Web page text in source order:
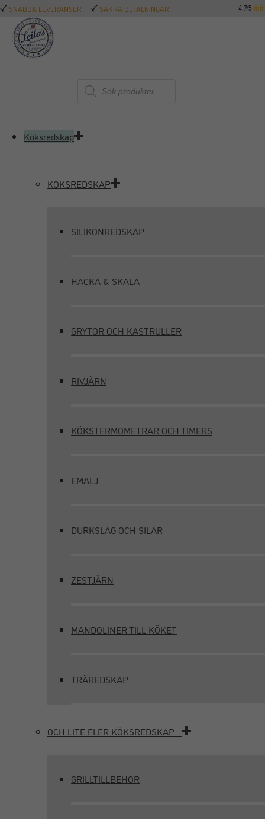
SNABBA LEVERANSER SÄKRA BETALNINGAR 4.7/5
Produktsökning
Köksredskap
KÖKSREDSKAP
SILIKONREDSKAP
HACKA & SKALA
GRYTOR OCH KASTRULLER
RIVJÄRN
KÖKSTERMOMETRAR OCH TIMERS
EMALJ
DURKSLAG OCH SILAR
ZESTJÄRN
MANDOLINER TILL KÖKET
TRÄREDSKAP
OCH LITE FLER KÖKSREDSKAP…
GRILLTILLBEHÖR